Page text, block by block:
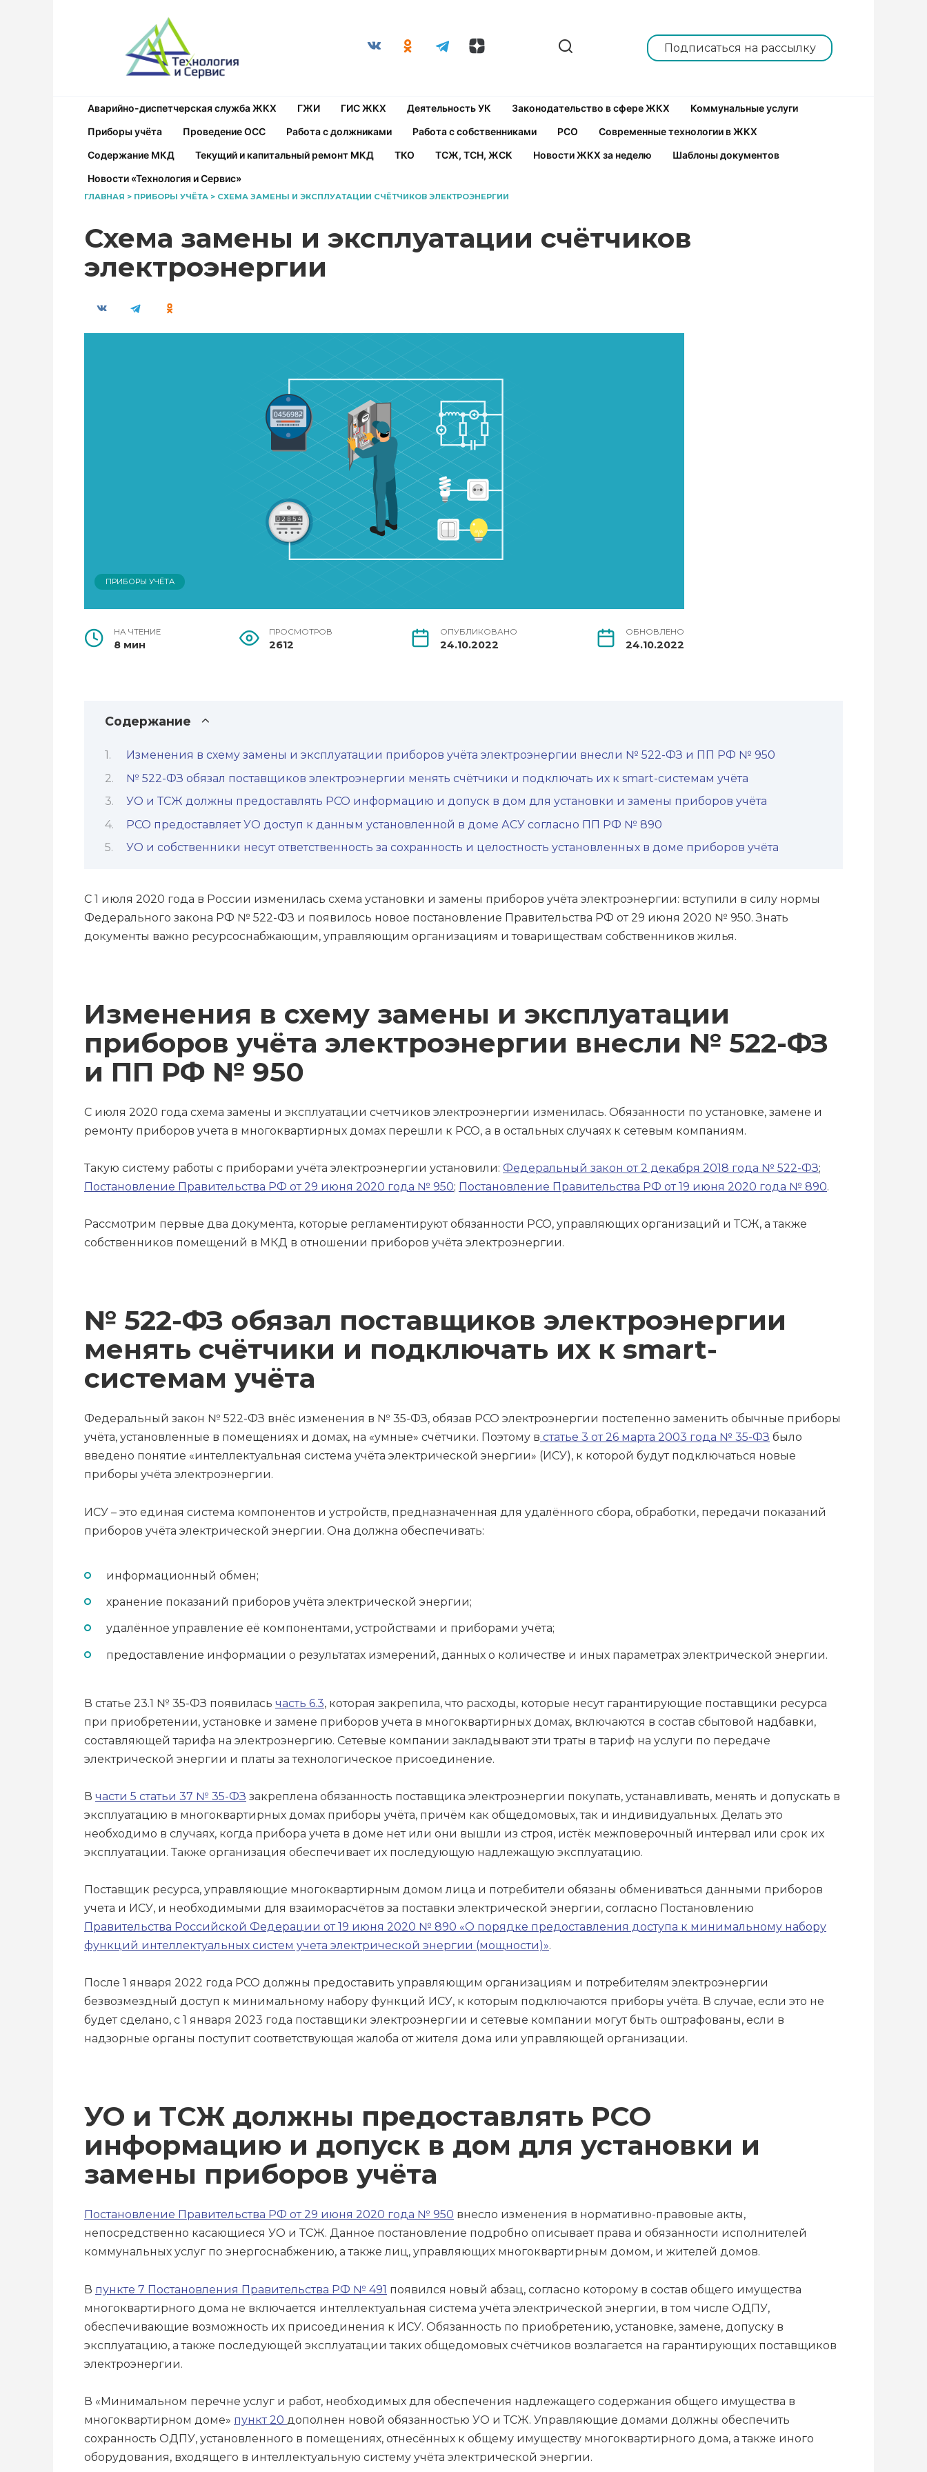
Подписаться на рассылку
Аварийно-диспетчерская служба ЖКХ ГЖИ ГИС ЖКХ Деятельность УК Законодательство в сфере ЖКХ
Коммунальные услуги
Приборы учёта
Проведение ОСС Работа с должниками Работа с собственниками РСО
Современные технологии в ЖКХ
Содержание МКД
Текущий и капитальный ремонт МКД ТКО ТСЖ, ТСН, ЖСК Новости ЖКХ за неделю
Шаблоны документов
Новости «Технология и Сервис»
ГЛАВНАЯ > ПРИБОРЫ УЧЁТА > СХЕМА ЗАМЕНЫ И ЭКСПЛУАТАЦИИ СЧЁТЧИКОВ ЭЛЕКТРОЭНЕРГИИ
Схема замены и эксплуатации счётчиков
электроэнергии
ПРИБОРЫ УЧЁТА
НА ЧТЕНИЕ
8 мин
ПРОСМОТРОВ
2612
ОПУБЛИКОВАНО
24.10.2022
ОБНОВЛЕНО
24.10.2022
Содержание
Изменения в схему замены и эксплуатации приборов учёта электроэнергии внесли № 522-ФЗ и ПП РФ № 950
№ 522-ФЗ обязал поставщиков электроэнергии менять счётчики и подключать их к smart-системам учёта
УО и ТСЖ должны предоставлять РСО информацию и допуск в дом для установки и замены приборов учёта
РСО предоставляет УО доступ к данным установленной в доме АСУ согласно ПП РФ № 890
УО и собственники несут ответственность за сохранность и целостность установленных в доме приборов учёта
С 1 июля 2020 года в России изменилась схема установки и замены приборов учёта электроэнергии: вступили в силу нормы
Федерального закона РФ № 522-ФЗ и появилось новое постановление Правительства РФ от 29 июня 2020 № 950. Знать
документы важно ресурсоснабжающим, управляющим организациям и товариществам собственников жилья.
Изменения в схему замены и эксплуатации
приборов учёта электроэнергии внесли № 522-ФЗ
и ПП РФ № 950
С июля 2020 года схема замены и эксплуатации счетчиков электроэнергии изменилась. Обязанности по установке, замене и
ремонту приборов учета в многоквартирных домах перешли к РСО, а в остальных случаях к сетевым компаниям.
Такую систему работы с приборами учёта электроэнергии установили: Федеральный закон от 2 декабря 2018 года № 522-ФЗ;
Постановление Правительства РФ от 29 июня 2020 года № 950; Постановление Правительства РФ от 19 июня 2020 года № 890.
Рассмотрим первые два документа, которые регламентируют обязанности РСО, управляющих организаций и ТСЖ, а также
собственников помещений в МКД в отношении приборов учёта электроэнергии.
№ 522-ФЗ обязал поставщиков электроэнергии
менять счётчики и подключать их к smart-
системам учёта
Федеральный закон № 522-ФЗ внёс изменения в № 35-ФЗ, обязав РСО электроэнергии постепенно заменить обычные приборы
учёта, установленные в помещениях и домах, на «умные» счётчики. Поэтому в статье 3 от 26 марта 2003 года № 35-ФЗ было
введено понятие «интеллектуальная система учёта электрической энергии» (ИСУ), к которой будут подключаться новые
приборы учёта электроэнергии.
ИСУ – это единая система компонентов и устройств, предназначенная для удалённого сбора, обработки, передачи показаний
приборов учёта электрической энергии. Она должна обеспечивать:
информационный обмен;
хранение показаний приборов учёта электрической энергии;
удалённое управление её компонентами, устройствами и приборами учёта;
предоставление информации о результатах измерений, данных о количестве и иных параметрах электрической энергии.
В статье 23.1 № 35-ФЗ появилась часть 6.3, которая закрепила, что расходы, которые несут гарантирующие поставщики ресурса
при приобретении, установке и замене приборов учета в многоквартирных домах, включаются в состав сбытовой надбавки,
составляющей тарифа на электроэнергию. Сетевые компании закладывают эти траты в тариф на услуги по передаче
электрической энергии и платы за технологическое присоединение.
В части 5 статьи 37 № 35-ФЗ закреплена обязанность поставщика электроэнергии покупать, устанавливать, менять и допускать в
эксплуатацию в многоквартирных домах приборы учёта, причём как общедомовых, так и индивидуальных. Делать это
необходимо в случаях, когда прибора учета в доме нет или они вышли из строя, истёк межповерочный интервал или срок их
эксплуатации. Также организация обеспечивает их последующую надлежащую эксплуатацию.
Поставщик ресурса, управляющие многоквартирным домом лица и потребители обязаны обмениваться данными приборов
учета и ИСУ, и необходимыми для взаиморасчётов за поставки электрической энергии, согласно Постановлению
Правительства Российской Федерации от 19 июня 2020 № 890 «О порядке предоставления доступа к минимальному набору
функций интеллектуальных систем учета электрической энергии (мощности)».
После 1 января 2022 года РСО должны предоставить управляющим организациям и потребителям электроэнергии
безвозмездный доступ к минимальному набору функций ИСУ, к которым подключаются приборы учёта. В случае, если это не
будет сделано, с 1 января 2023 года поставщики электроэнергии и сетевые компании могут быть оштрафованы, если в
надзорные органы поступит соответствующая жалоба от жителя дома или управляющей организации.
УО и ТСЖ должны предоставлять РСО
информацию и допуск в дом для установки и
замены приборов учёта
Постановление Правительства РФ от 29 июня 2020 года № 950 внесло изменения в нормативно-правовые акты,
непосредственно касающиеся УО и ТСЖ. Данное постановление подробно описывает права и обязанности исполнителей
коммунальных услуг по энергоснабжению, а также лиц, управляющих многоквартирным домом, и жителей домов.
В пункте 7 Постановления Правительства РФ № 491 появился новый абзац, согласно которому в состав общего имущества
многоквартирного дома не включается интеллектуальная система учёта электрической энергии, в том числе ОДПУ,
обеспечивающие возможность их присоединения к ИСУ. Обязанность по приобретению, установке, замене, допуску в
эксплуатацию, а также последующей эксплуатации таких общедомовых счётчиков возлагается на гарантирующих поставщиков
электроэнергии.
В «Минимальном перечне услуг и работ, необходимых для обеспечения надлежащего содержания общего имущества в
многоквартирном доме» пункт 20 дополнен новой обязанностью УО и ТСЖ. Управляющие домами должны обеспечить
сохранность ОДПУ, установленного в помещениях, отнесённых к общему имуществу многоквартирного дома, а также иного
оборудования, входящего в интеллектуальную систему учёта электрической энергии.